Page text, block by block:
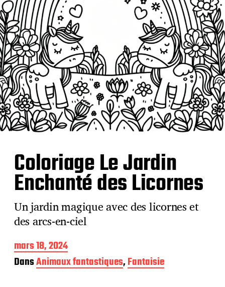
Coloriage Le Jardin
Enchanté des Licornes
Un jardin magique avec des licornes et
des arcs-en-ciel
D
a
t
mars 18, 2024
DansAnimaux fantastiques,Fantaisie